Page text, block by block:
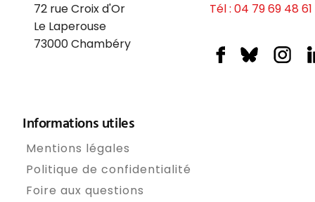
72 rue Croix d'Or
Le Laperouse
73000Chambéry
Tél : 04 79 69 48 61
Informations utiles
Mentions légales
Politique de confidentialité
Foire aux questions